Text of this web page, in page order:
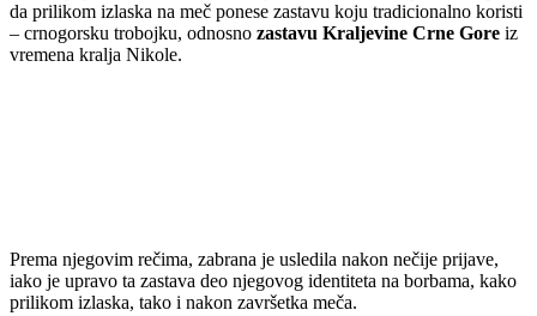
da prilikom izlaska na meč ponese zastavu koju tradicionalno koristi
– crnogorsku trobojku, odnosno zastavu Kraljevine Crne Gore iz
vremena kralja Nikole.
Prema njegovim rečima, zabrana je usledila nakon nečije prijave,
iako je upravo ta zastava deo njegovog identiteta na borbama, kako
prilikom izlaska, tako i nakon završetka meča.